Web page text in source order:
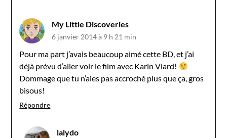
My Little Discoveries
6 janvier 2014 à 9 h 21 min
Pour ma part j’avais beaucoup aimé cette BD, et j’ai
déjà prévu d’aller voir le film avec Karin Viard!
Dommage que tu n’aies pas accroché plus que ça, gros
bisous!
Répondre
lalydo